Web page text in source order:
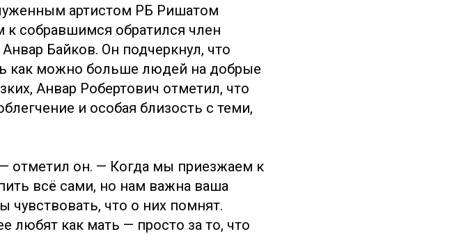
артистом РБ Ришатом
собравшимся обратился член
Байков. Он подчеркнул, что
как можно больше людей на добрые
Анвар Робертович отметил, что
и особая близость с теми,
отметил он. — Когда мы приезжаем к
всё сами, но нам важна ваша
чувствовать, что о них помнят.
любят как мать — просто за то, что